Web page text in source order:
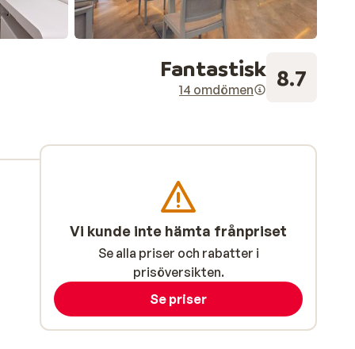
Fantastisk
14 omdömen 8.7
Vi kunde inte hämta frånpriset
Se alla priser och rabatter i
prisöversikten.
Se priser